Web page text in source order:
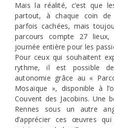
Mais la réalité, c’est que
partout, à chaque coin
parfois cachées, mais
parcours compte 27
journée entière pour les
Pour ceux qui souhaitent
rythme, il est possible
autonomie grâce au «
Mosaïque », disponible à
Couvent des Jacobins. Une
Rennes sous un autre
d’apprécier ces œuvres